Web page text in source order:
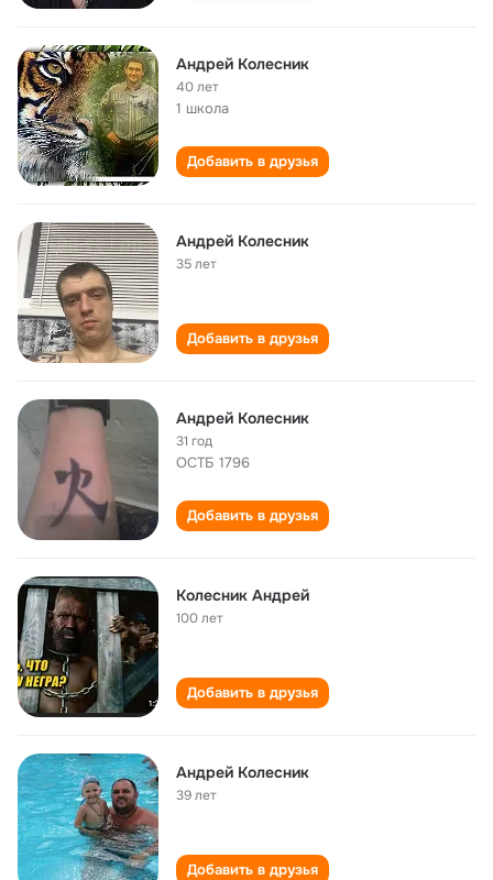
Андрей Колесник
40 лет
1 школа
Добавить в друзья
Андрей Колесник
35 лет
Добавить в друзья
Андрей Колесник
31 год
ОСТБ 1796
Добавить в друзья
Колесник Андрей
100 лет
Добавить в друзья
Андрей Колесник
39 лет
Добавить в друзья